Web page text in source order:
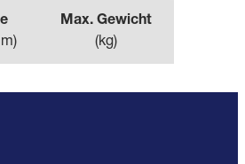
)
Max. Gewicht
(kg)